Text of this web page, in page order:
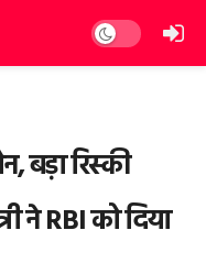
Dark mode
बड़ा रिस्की
ने RBI को दिया